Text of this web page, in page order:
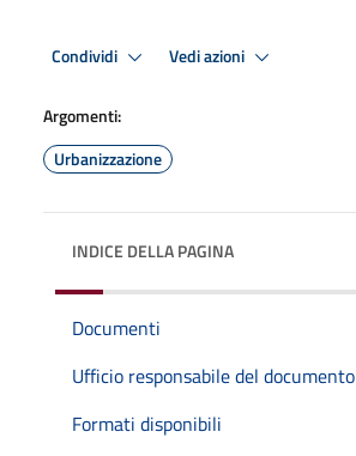
Condividi Vedi azioni
Argomenti:
Urbanizzazione
INDICE DELLA PAGINA
Documenti
Ufficio responsabile del documento
Formati disponibili